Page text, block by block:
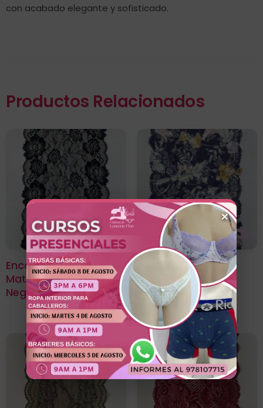
con acabado elegante y sofisticado.
Productos Relacionados
Encaje Elástico
Matizado Diseño Floral
Negro Gold
Encaje Elástico
Matizado Diseño
Gardine
×